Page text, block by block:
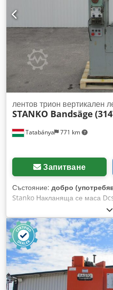
Tatabánya 771 km
лентов трион вертикален
STANKO Bandsäge
Запитване
Състояние: добро
Stanko Накланяща се маса
на масата: 560x560 мм
височина на рязане: 240 мм
Регулируема скорост